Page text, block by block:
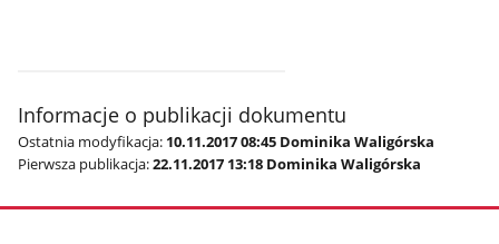
Informacje o publikacji dokumentu
Ostatnia modyfikacja: 10.11.2017 08:45 Dominika Waligórska
Pierwsza publikacja:22.11.2017 13:18 Dominika Waligórska